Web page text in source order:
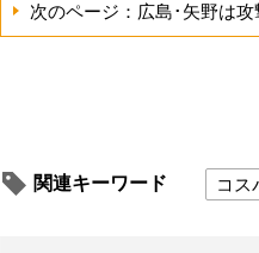
次のページ：広島･矢野は
関連キーワード コス